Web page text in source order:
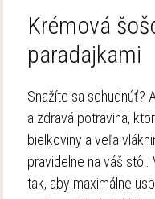
Krémová
paradajkami
Snažíte sa schudnúť?
a zdravá potravina,
bielkoviny a veľa
pravidelne na váš
tak, aby maximálne